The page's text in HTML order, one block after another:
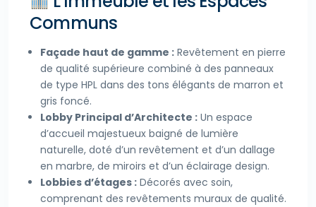
Communs
Façade haut de gamme : Revêtement en pierre
de qualité supérieure combiné à des panneaux
de type HPL dans des tons élégants de marron et
gris foncé.
Lobby Principal d’Architecte : Un espace
d’accueil majestueux baigné de lumière
naturelle, doté d’un revêtement et d’un dallage
en marbre, de miroirs et d’un éclairage design.
Lobbies d’étages : Décorés avec soin,
comprenant des revêtements muraux de qualité.